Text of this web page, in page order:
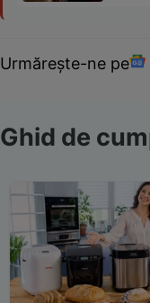
Urmărește-ne pe
Ghid de